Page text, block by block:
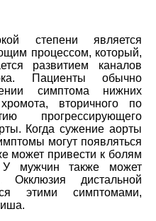
степени является
процессом, который,
развитием каналов
Пациенты обычно
симптома нижних
вторичного по
прогрессирующего
Когда сужение аорты
могут появляться
может привести к болям
мужчин также может
Окклюзия дистальной
этими симптомами,